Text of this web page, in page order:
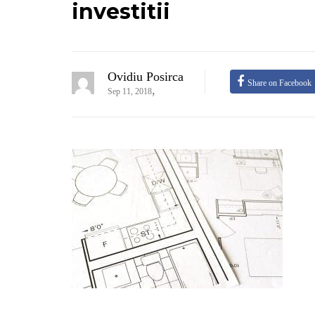
investitii
Ovidiu Posirca
Sep 11, 2018, Share on Facebook